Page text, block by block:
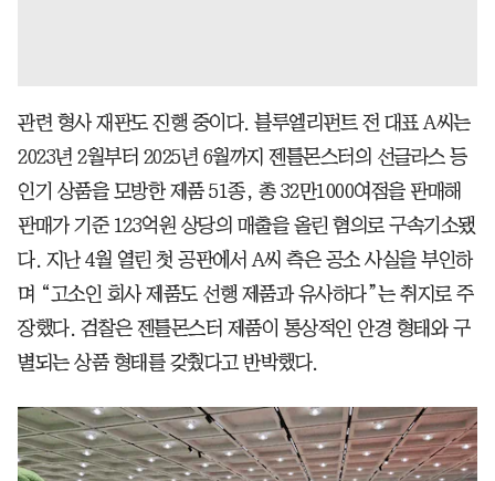
관련 형사 재판도 진행 중이다. 블루엘리펀트 전 대표 A씨는
2023년 2월부터 2025년 6월까지 젠틀몬스터의 선글라스 등
인기 상품을 모방한 제품 51종, 총 32만1000여점을 판매해
판매가 기준 123억원 상당의 매출을 올린 혐의로 구속기소됐
다. 지난 4월 열린 첫 공판에서 A씨 측은 공소 사실을 부인하
며 “고소인 회사 제품도 선행 제품과 유사하다”는 취지로 주
장했다. 검찰은 젠틀몬스터 제품이 통상적인 안경 형태와 구
별되는 상품 형태를 갖췄다고 반박했다.